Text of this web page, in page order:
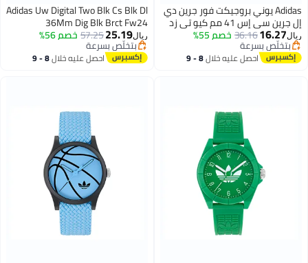
Adidas يوني بروجيكت فور جرين دي
إل جرين سي إس 41 مم كيو تي زد
جرين ريس إس إس25
ريال16.27
36.16خصم 55%
بتخلّص بسرعة
بتخلّص بسرعةاحصل عليه خلال 8 - 9
Adidas Uw Digital Two Blk Cs Blk Dl
36Mm Dig Blk Brct Fw24
ريال25.19
57.25خصم 56%
بتخلّص بسرعة
بتخلّص بسرعةاحصل عليه خلال 8 - 9